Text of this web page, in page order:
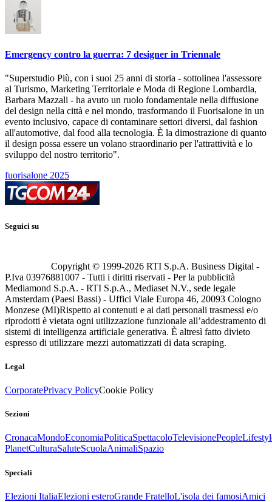
Emergency contro la guerra: 7 designer in Triennale
"Superstudio Più, con i suoi 25 anni di storia - sottolinea l'assessore
al Turismo, Marketing Territoriale e Moda di Regione Lombardia,
Barbara Mazzali - ha avuto un ruolo fondamentale nella diffusione
del design nella città e nel mondo, trasformando il Fuorisalone in un
evento inclusivo, capace di contaminare settori diversi, dal fashion
all'automotive, dal food alla tecnologia. È la dimostrazione di quanto
il design possa essere un volano straordinario per l'attrattività e lo
sviluppo del nostro territorio".
fuorisalone 2025
Seguici su
Copyright © 1999-2026 RTI S.p.A. Business Digital -
P.Iva 03976881007 - Tutti i diritti riservati - Per la pubblicità
Mediamond S.p.A. - RTI S.p.A., Mediaset N.V., sede legale
Amsterdam (Paesi Bassi) - Uffici Viale Europa 46, 20093 Cologno
Monzese (MI)Rispetto ai contenuti e ai dati personali trasmessi e/o
riprodotti è vietata ogni utilizzazione funzionale all’addestramento di
sistemi di intelligenza artificiale generativa. È altresì fatto divieto
espresso di utilizzare mezzi automatizzati di data scraping.
Legal
CorporatePrivacy PolicyCookie Policy
Sezioni
CronacaMondoEconomiaPoliticaSpettacoloTelevisionePeople
PlanetCulturaSaluteScuolaAnimaliSpazio
Speciali
Elezioni ItaliaElezioni esteroGrande FratelloL'isola dei famosiAmici